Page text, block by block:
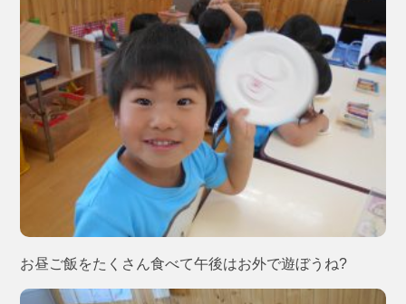
お昼ご飯をたくさん食べて午後はお外で遊ぼうね?